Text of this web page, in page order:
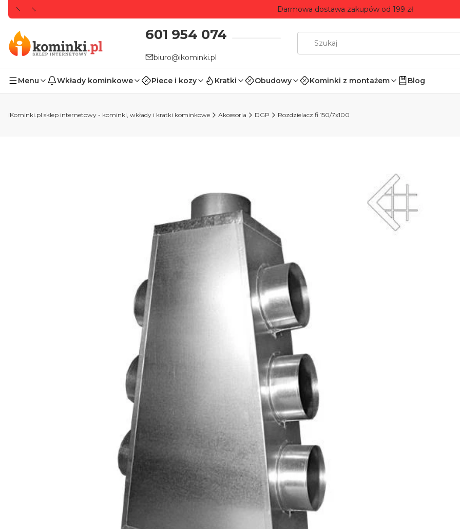
Darmowa dostawa zakupów od 199 zł
601 954 074
biuro@ikominki.pl
Menu Wkłady kominkowe Piece i kozy Kratki Obudowy Kominki z montażem Blog
iKominki.pl sklep internetowy - kominki, wkłady i kratki kominkowe Akcesoria DGP Rozdzielacz fi 150/7x100